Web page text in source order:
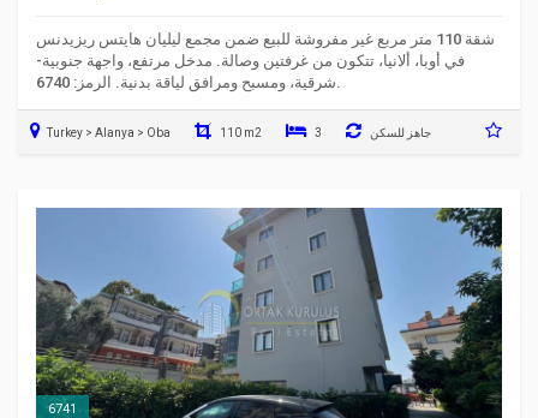
شقة 110 متر مربع غير مفروشة للبيع ضمن مجمع ليليان هايتس ريزيدنس
في أوبا، ألانيا، تتكون من غرفتين وصالة. مدخل مرتفع، واجهة جنوبية-
شرقية، ومسبح ومرافق لياقة بدنية. الرمز: 6740.
Turkey > Alanya > Oba 110 m2 3 جاهز للسكن
6741